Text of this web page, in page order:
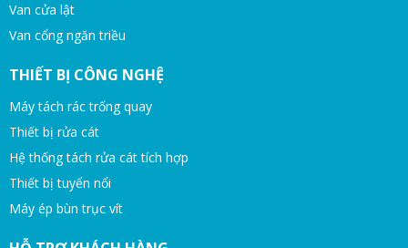
Van cửa lật
Van cổng ngăn triều
THIẾT BỊ CÔNG NGHỆ
Máy tách rác trống quay
Thiết bị rửa cát
Hệ thống tách rửa cát tích hợp
Thiết bị tuyển nổi
Máy ép bùn trục vít